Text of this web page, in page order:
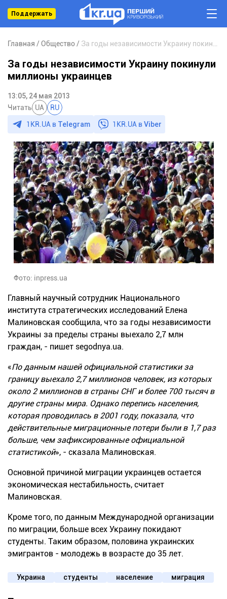
Поддержать
Главная Общество
За годы независимости Украину покинули
миллионы украинцев
13:05, 24 мая 2013
Читать UA RU
1KR.UA в Telegram 1KR.UA вViber
Фото: inpress.ua
Главный научный сотрудник Национального
института стратегических исследований Елена
Малиновская сообщила, что за годы независимости
Украины за пределы страны выехало 2,7 млн
граждан, - пишет segodnya.ua.
«По данным нашей официальной статистики за
границу выехало 2,7 миллионов человек, из которых
около 2 миллионов в страны СНГ и более 700 тысяч в
другие страны мира. Однако перепись населения,
которая проводилась в 2001 году, показала, что
действительные миграционные потери были в 1,7 раз
больше, чем зафиксированные официальной
статистикой», - сказала Малиновская.
Основной причиной миграции украинцев остается
экономическая нестабильность, считает
Малиновская.
Кроме того, по данным Международной организации
по миграции, больше всех Украину покидают
студенты. Таким образом, половина украинских
эмигрантов - молодежь в возрасте до 35 лет.
Украина студенты население миграция